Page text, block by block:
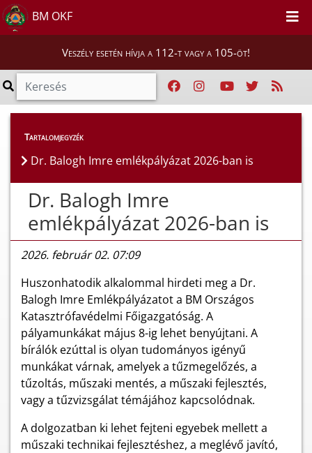
BM OKF
Veszély esetén hívja a 112-t vagy a 105-öt!
Híreink > Hírek
Tartalomjegyzék
Dr. Balogh Imre emlékpályázat 2026-ban is
Dr. Balogh Imre
emlékpályázat 2026-ban is
2026. február 02. 07:09
Huszonhatodik alkalommal hirdeti meg a Dr.
Balogh Imre Emlékpályázatot a BM Országos
Katasztrófavédelmi Főigazgatóság. A
pályamunkákat május 8-ig lehet benyújtani. A
bírálók ezúttal is olyan tudományos igényű
munkákat várnak, amelyek a tűzmegelőzés, a
tűzoltás, műszaki mentés, a műszaki fejlesztés,
vagy a tűzvizsgálat témájához kapcsolódnak.
A dolgozatban ki lehet fejteni egyebek mellett a
műszaki technikai fejlesztéshez, a meglévő javító,